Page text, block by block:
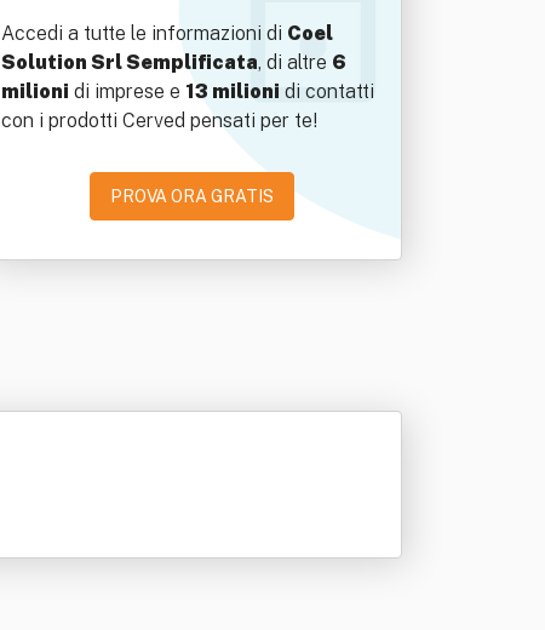
Accedi a tutte le informazioni di Coel
Solution Srl Semplificata, di altre 6
milioni di imprese e 13 milioni di contatti
con i prodotti Cerved pensati per te!
PROVA ORA GRATIS